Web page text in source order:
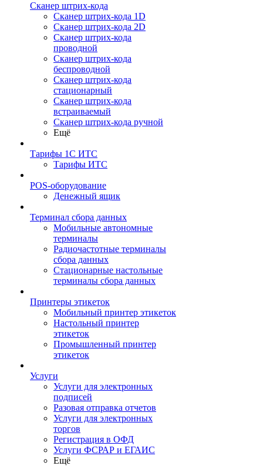
Сканер штрих-кода
Сканер штрих-кода 1D
Сканер штрих-кода 2D
Сканер штрих-кода
проводной
Сканер штрих-кода
беспроводной
Сканер штрих-кода
стационарный
Сканер штрих-кода
встраиваемый
Сканер штрих-кода ручной
Ещё
Тарифы 1С ИТС
Тарифы ИТС
POS-оборудование
Денежный ящик
Терминал сбора данных
Мобильные автономные
терминалы
Радиочастотные терминалы
сбора данных
Стационарные настольные
терминалы сбора данных
Принтеры этикеток
Мобильный принтер этикеток
Настольный принтер
этикеток
Промышленный принтер
этикеток
Услуги
Услуги для электронных
подписей
Разовая отправка отчетов
Услуги для электронных
торгов
Регистрация в ОФД
Услуги ФСРАР и ЕГАИС
Ещё